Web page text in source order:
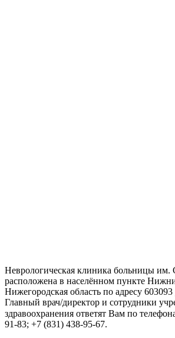
Неврологическая клиника больницы им.
расположена в населённом пункте
Нижегородская область по адресу
Главный врач/директор и сотрудники
здравоохранения ответят Вам по
91-83; +7 (831) 438-95-67.